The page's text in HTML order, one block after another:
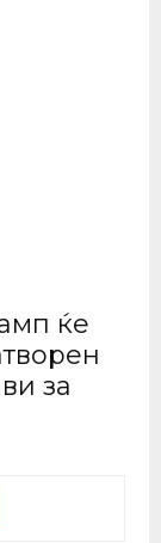
ќе
за